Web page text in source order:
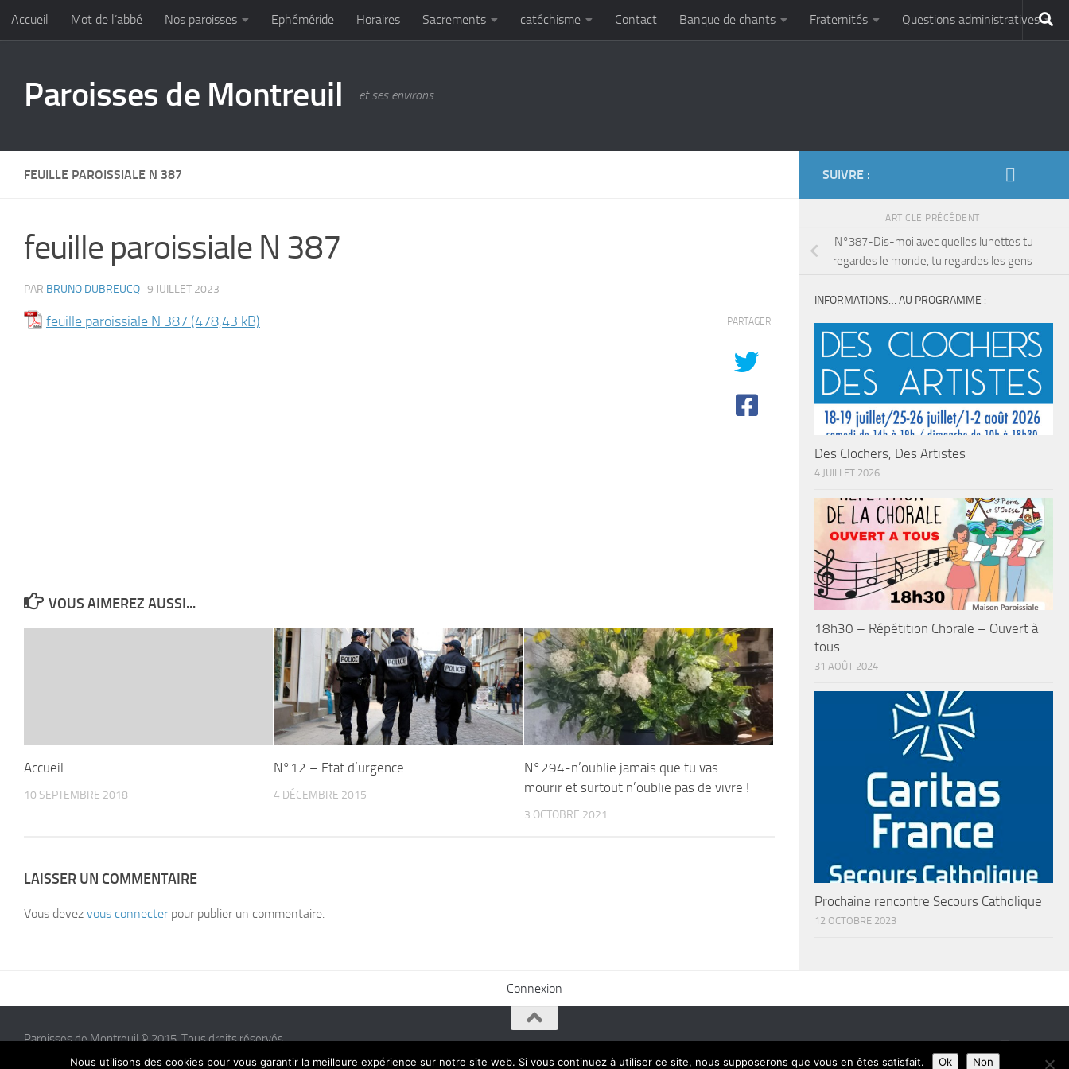
Skip to content
Accueil Mot de l’abbé Nos paroisses Ephéméride Horaires Sacrements catéchisme Contact Banque de chants Fraternités Questions administratives
Paroisses de Montreuil et ses environs
FEUILLE PAROISSIALE N 387
feuille paroissiale N 387
PAR BRUNO DUBREUCQ · 9 JUILLET 2023
feuille paroissiale N 387 PARTAGER
VOUS AIMEREZ AUSSI...
Accueil
10 SEPTEMBRE 2018
N°12 – Etat d’urgence
4 DÉCEMBRE 2015
N°294-n’oublie jamais que tu vas
mourir et surtout n’oublie pas de vivre !
3 OCTOBRE 2021
LAISSER UN COMMENTAIRE
Vous devez vous connecterpour publier un commentaire.
SUIVRE :
ARTICLE PRÉCÉDENT
N°387-Dis-moi avec quelles lunettes tu
regardes le monde, tu regardes les gens
INFORMATIONS… AU PROGRAMME :
Des Clochers, Des Artistes
4 JUILLET 2026
18h30 – Répétition Chorale – Ouvert à
tous
31 AOÛT 2024
Prochaine rencontre Secours Catholique
12 OCTOBRE 2023
Connexion
Paroisses de Montreuil © 2015. Tous droits réservés
Nous utilisons des cookies pour vous garantir la meilleure expérience sur notre site web. Si vous continuez à utiliser ce site, nous supposerons que vous en êtes satisfait. Ok Non